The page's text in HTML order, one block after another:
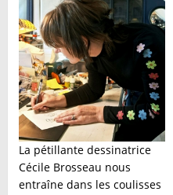
La pétillante dessinatrice
Cécile Brosseau nous
entraîne dans les coulisses